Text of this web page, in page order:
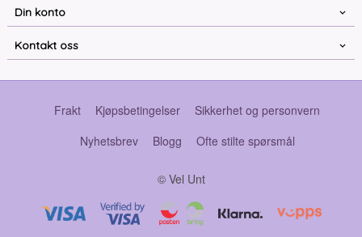
Din konto
Kontakt oss
Frakt Kjøpsbetingelser
Sikkerhet og personvern
Nyhetsbrev
Blogg Ofte stilte spørsmål
© Vel Unt